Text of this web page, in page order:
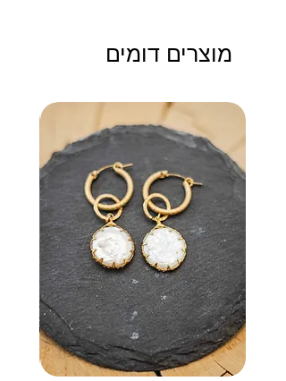
מוצרים דומים